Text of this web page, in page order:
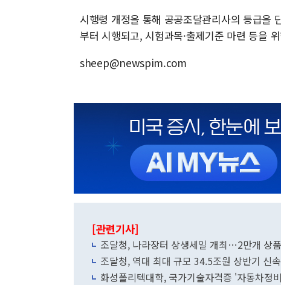
시행령 개정을 통해 공공조달관리사의 등급을
부터 시행되고, 시험과목·출제기준 마련 등을
sheep@newspim.com
[관련기사]
조달청, 나라장터 상생세일 개최…2만개 상
조달청, 역대 최대 규모 34.5조원 상반기
화성폴리텍대학, 국가기술자격증 '자동차정